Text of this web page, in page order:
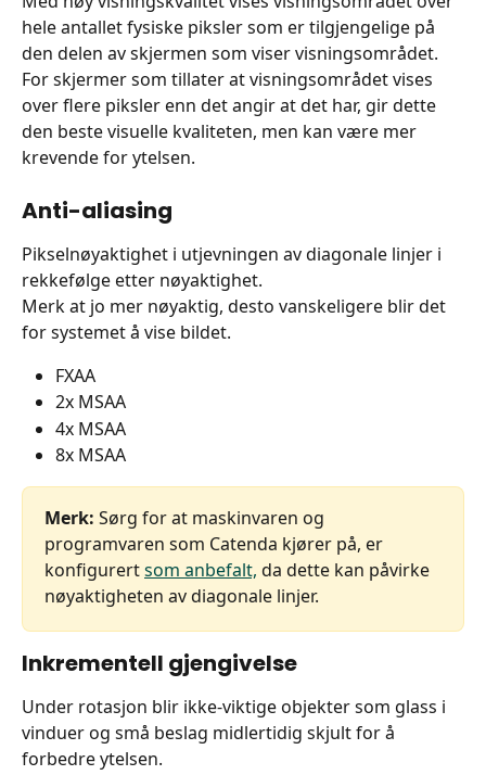
hele antallet fysiske piksler som er tilgjengelige på
den delen av skjermen som viser visningsområdet.
For skjermer som tillater at visningsområdet vises
over flere piksler enn det angir at det har, gir dette
den beste visuelle kvaliteten, men kan være mer
krevende for ytelsen.
Anti-aliasing
Pikselnøyaktighet i utjevningen av diagonale linjer i
rekkefølge etter nøyaktighet.
Merk at jo mer nøyaktig, desto vanskeligere blir det
for systemet å vise bildet.
FXAA
2x MSAA
4x MSAA
8x MSAA
Merk: Sørg for at maskinvaren og
programvaren som Catenda kjører på, er
konfigurert som anbefalt, da dette kan påvirke
nøyaktigheten av diagonale linjer.
Inkrementell gjengivelse
Under rotasjon blir ikke-viktige objekter som glass i
vinduer og små beslag midlertidig skjult for å
forbedre ytelsen.